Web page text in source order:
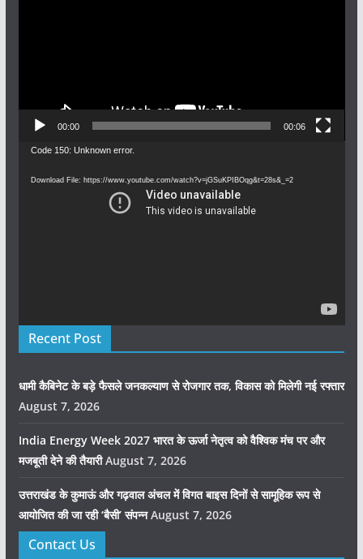
00:00 00:06
Video
Code 150: Unknown error.
Download File: https://www.youtube.com/watch?v=jGSuKPIBOqg&t=28s&_=2
Recent Post
धामी कैबिनेट के बड़े फैसले जनकल्याण से रोजगार तक, विकास को मिलेगी नई रफ्तार
August 7, 2026
India Energy Week 2027 भारत के ऊर्जा नेतृत्व को वैश्विक मंच पर और
मजबूती देने की तैयारी August 7, 2026
उत्तराखंड के कुमाऊं और गढ़वाल अंचल में विगत बाइस दिनों से सामूहिक रूप से
आयोजित की जा रही ‘बैसी’ संपन्न August 7, 2026
Contact Us